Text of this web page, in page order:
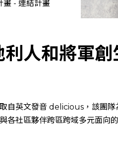
畫 - 連結計畫
人和將軍創
自英文發音 delicious，該團
各社區夥伴跨區跨域多元面向